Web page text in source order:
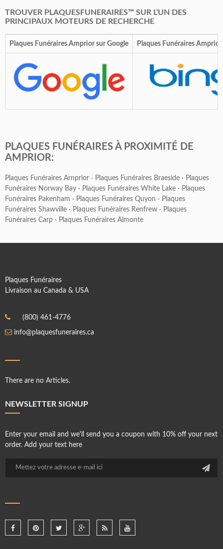
TROUVER PLAQUESFUNERAIRES™ SUR L'UN DES
PRINCIPAUX MOTEURS DE RECHERCHE
Plaques Funéraires Amprior sur Google Plaques Funéraires
PLAQUES FUNÉRAIRES À PROXIMITÉ DE
AMPRIOR:
Plaques Funéraires Arnprior · Plaques Funéraires Braeside · Plaques
Funéraires Norway Bay · Plaques Funéraires White Lake · Plaques
Funéraires Pakenham · Plaques Funéraires Quyon · Plaques
Funéraires Shawville · Plaques Funéraires Renfrew · Plaques
Funéraires Carp · Plaques Funéraires Almonte
Plaques Funéraires
Livraison au Canada & USA
(800) 461-4776
info@plaquesfuneraires.ca
There are no Articles.
NEWSLETTER SIGNUP
Enter your email and we'll send you a coupon with 10% off your next
order. Add your text here